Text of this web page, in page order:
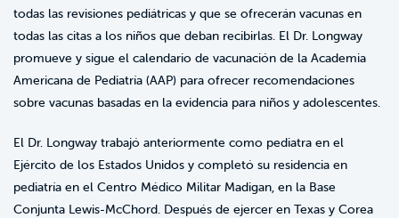
todas las revisiones pediátricas y que se ofrecerán vacunas en
todas las citas a los niños que deban recibirlas. El Dr. Longway
promueve y sigue el calendario de vacunación de la Academia
Americana de Pediatría (AAP) para ofrecer recomendaciones
sobre vacunas basadas en la evidencia para niños y adolescentes.
El Dr. Longway trabajó anteriormente como pediatra en el
Ejército de los Estados Unidos y completó su residencia en
pediatría en el Centro Médico Militar Madigan, en la Base
Conjunta Lewis-McChord. Después de ejercer en Texas y Corea